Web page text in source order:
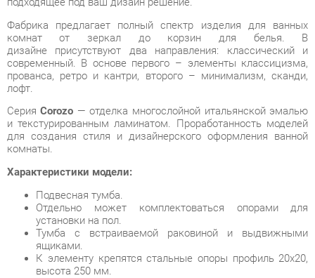
современный. В основе первого – элементы классицизма,
прованса, ретро и кантри, второго – минимализм, сканди,
лофт.
СерияCorozo— отделка многослойной итальянской эмалью
и текстурированным ламинатом. Проработанность моделей
для создания стиля и дизайнерского оформления ванной
комнаты.
Характеристики модели:
Подвесная тумба.
Отдельно может комплектоваться опорами для
Тумба с встраиваемой раковиной и выдвижными
К элементу крепятся стальные опоры профиль 20х20,
высота 250 мм.
Ручка скоба 328 (MD). ручка черная матовая скоба.
Условия покупки
Благодаря качественным фото, исчерпывающей информации